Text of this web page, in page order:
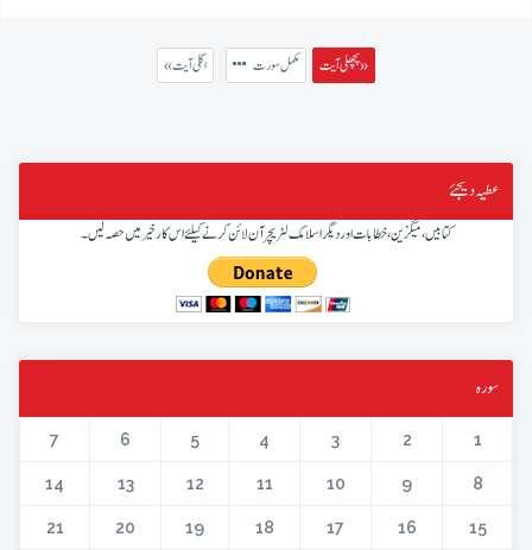
پچھلی آیت » مکمل سورت « اگلی آیت
عطیہ دیجئے
کتابیں، میگزین، خطابات اور دیگر اسلامک لٹریچر آن لائن کرنے کیلئے اس کار خیر میں حصہ لیں۔
سورہ
1
2
3
4
5
6
7
8
9
10
11
12
13
14
15
16
17
18
19
20
21